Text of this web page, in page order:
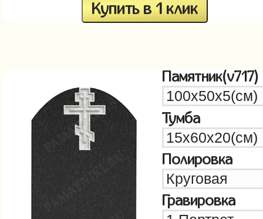
Купить в 1 клик
Памятник(v717)
Тумба
Полировка
Гравировка